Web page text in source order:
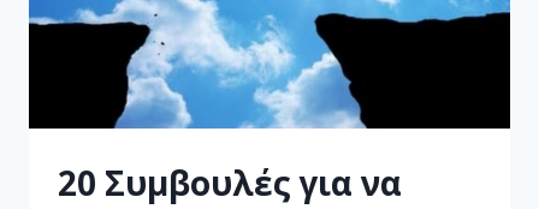
20 Συμβουλές για να